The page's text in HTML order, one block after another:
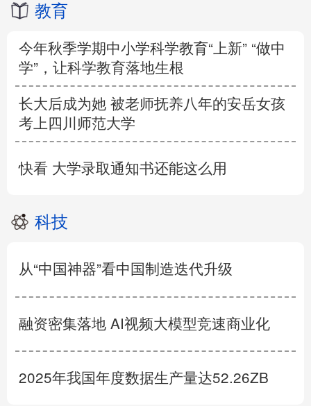
教育
今年秋季学期中小学科学教育“上新” “做中
学”，让科学教育落地生根
长大后成为她 被老师抚养八年的安岳女孩
考上四川师范大学
快看 大学录取通知书还能这么用
科技
从“中国神器”看中国制造迭代升级
融资密集落地 AI视频大模型竞速商业化
2025年我国年度数据生产量达52.26ZB